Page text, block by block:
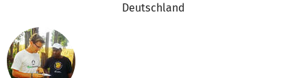
Deutschland